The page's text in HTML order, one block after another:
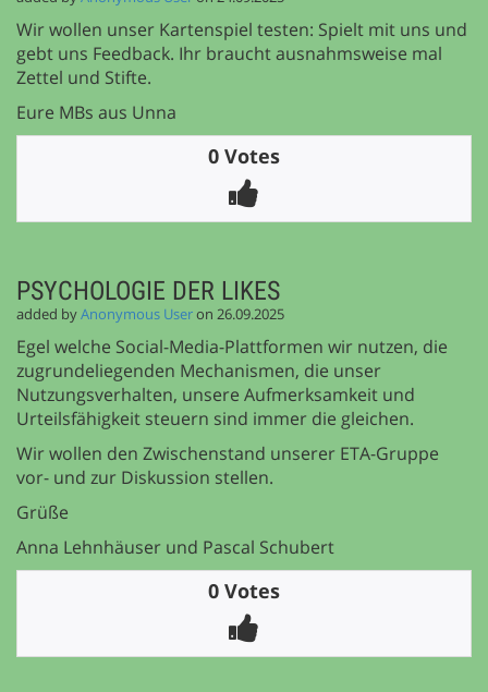
Wir wollen unser Kartenspiel testen: Spielt mit uns und
gebt uns Feedback. Ihr braucht ausnahmsweise mal
Zettel und Stifte.
Eure MBs aus Unna
0 Votes
PSYCHOLOGIE DER LIKES
added byAnonymous Useron 26.09.2025
Egel welche Social-Media-Plattformen wir nutzen, die
zugrundeliegenden Mechanismen, die unser
Nutzungsverhalten, unsere Aufmerksamkeit und
Urteilsfähigkeit steuern sind immer die gleichen.
Wir wollen den Zwischenstand unserer ETA-Gruppe
vor- und zur Diskussion stellen.
Grüße
Anna Lehnhäuser und Pascal Schubert
0 Votes